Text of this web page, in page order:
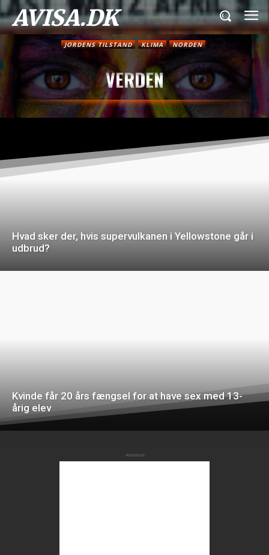
AVISA.DK
JORDENS TILSTAND KLIMA NORDEN
VERDEN
Hvad sker der, hvis supervulkanen i Yellowstone går i
udbrud?
Kvinde får 20 års fængsel for at have sex med 13-
årig elev
-Annonce-